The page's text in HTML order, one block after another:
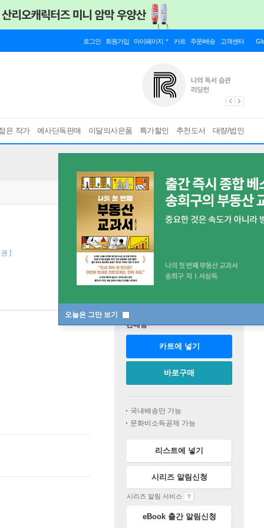
로그인 회원가입 마이페이지 카트 주문/배송 고객센터
은 작가 예사단독판매 이달의사은품 특가할인 추천도서 대량/법인
오늘은 그만 보기
]
판매중
카트에 넣기
바로구매
국내배송만 가능
문화비소득공제 가능
리스트에 넣기
시리즈 알림신청
시리즈 알림 서비스
eBook 출간 알림신청